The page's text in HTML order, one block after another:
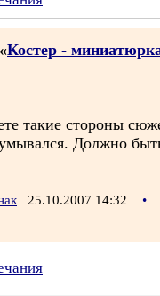
Костер -
такие стороны
Должно
25.10.2007 14:32 •